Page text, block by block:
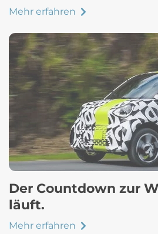
Mehr erfahren
Der Countdown zur
läuft.
Mehr erfahren